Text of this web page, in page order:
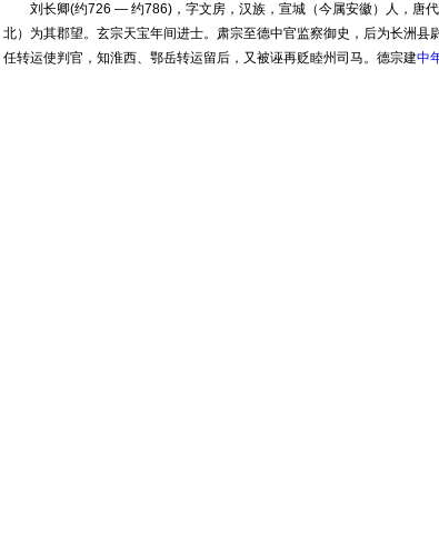
刘长卿(约726 — 约786)，字文房，汉族，宣城（今属安徽）人，唐代
北）为其郡望。玄宗天宝年间进士。肃宗至德中官监察御史，后为长洲县
任转运使判官，知淮西、鄂岳转运留后，又被诬再贬睦州司马。德宗建中